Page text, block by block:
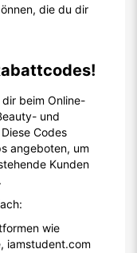
die du dir
beim Online-
und
Codes
angeboten, um
Kunden
wie
iamstudent.com